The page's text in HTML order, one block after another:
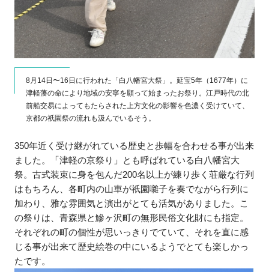
8月14日〜16日に行われた「白八幡宮大祭」。延宝5年（1677年）に
津軽藩の命により地域の安寧を願って始まったお祭り。江戸時代の北
前船交易によってもたらされた上方文化の影響を色濃く受けていて、
京都の祇園祭の流れも汲んでいるそう。
350年近く受け継がれている歴史と歩幅を合わせる事が出来
ました。「津軽の京祭り」とも呼ばれている白八幡宮大
祭。古式装束に身を包んだ200名以上が練り歩く荘厳な行列
はもちろん、各町内の山車が祇園囃子を奏でながら行列に
加わり、雅な雰囲気と演出がとても活気がありました。こ
の祭りは、青森県と鰺ヶ沢町の無形民俗文化財にも指定。
それぞれの町の個性が思いっきりでていて、それを直に感
じる事が出来て歴史絵巻の中にいるようでとても楽しかっ
たです。